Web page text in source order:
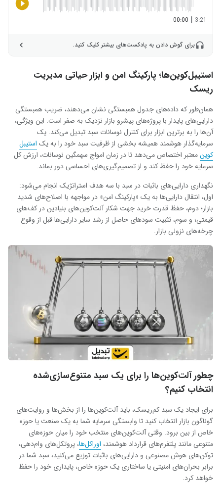
3:21
|
00:00
برای گوش دادن به پادکست‌های بیشتر کلیک کنید.
استیبل‌کوین‌ها؛ پارکینگ امن و ابزار حیاتی مدیریت
ریسک
همان‌طور که داده‌های جدول همبستگی نشان می‌دهند، ضریب همبستگی
دارایی‌های پایدار با پروژه‌های پیشرو بازار نزدیک به صفر است. این ویژگی،
آن‌ها را به برترین ابزار برای کنترل نوسانات سبد تبدیل می‌کند. یک
سرمایه‌گذار هوشمند همیشه بخشی از ظرفیت سبد خود را به یک استیبل
کوینمعتبر اختصاص می‌دهد تا در زمان امواج سهمگین نوسانات، ارزش کل
سرمایه خود را حفظ کند و از تصمیم‌گیری‌های احساسی دور بماند.
نگهداری دارایی‌های باثبات در سبد با سه هدف استراتژیک انجام می‌شود:
اول، انتقال دارایی‌ها به یک «پارکینگ امن» در مواجهه با اصلاح‌های شدید
بازار؛ دوم، حفظ قدرت خرید جهت شکار آلت‌کوین‌های بنیادین در کف‌های
قیمتی؛ و سوم، تثبیت سودهای حاصل از رشد سایر دارایی‌ها قبل از وقوع
چرخه‌های نزولی بازار.
چطور آلت‌کوین‌ها را برای یک سبد متنوع‌سازی‌شده
انتخاب کنیم؟
برای ایجاد یک سبد کم‌ریسک، باید آلت‌کوین‌ها را از بخش‌ها و روایت‌های
گوناگون بازار انتخاب کنید تا وابستگی سرمایه شما به یک صنعت یا حوزه
خاص از بین برود. وقتی آلت‌کوین‌های منتخب خود را میان حوزه‌های
متنوعی مانند پلتفرم‌های قرارداد هوشمند، اوراکل‌ها، پروتکل‌های وام‌دهی،
توکن‌های هوش مصنوعی و دارایی‌های باثبات توزیع می‌کنید، سبد شما در
برابر بحران‌های امنیتی یا ساختاری یک حوزه خاص، پایداری خود را حفظ
خواهد کرد.